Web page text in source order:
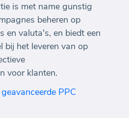
is met name gunstig
beheren op
en valuta's, en biedt een
bij het leveren van op
voor klanten.
PPC